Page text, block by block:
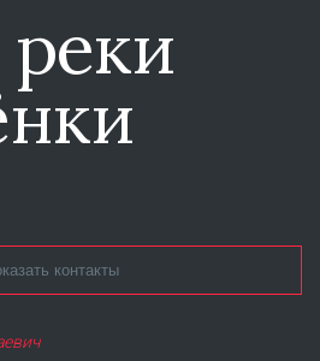
контакты